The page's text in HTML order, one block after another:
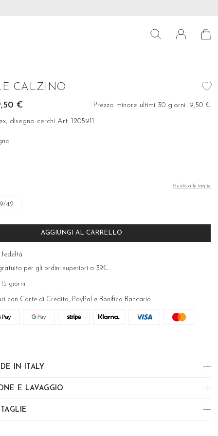
CALZINO
€ Prezzo minore ultimi 30 giorni: 9,50 €
disegno cerchi Art. 1205911
Guida alle taglie
42
AGGIUNGI AL CARRELLO
fedeltà
per gli ordini superiori a 39€
giorni
con Carte di Credito, PayPal e Bonifico Bancario
IN ITALY
E LAVAGGIO